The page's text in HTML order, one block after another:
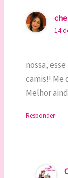
14
nossa,
camis!! Me
Melhor
Responder